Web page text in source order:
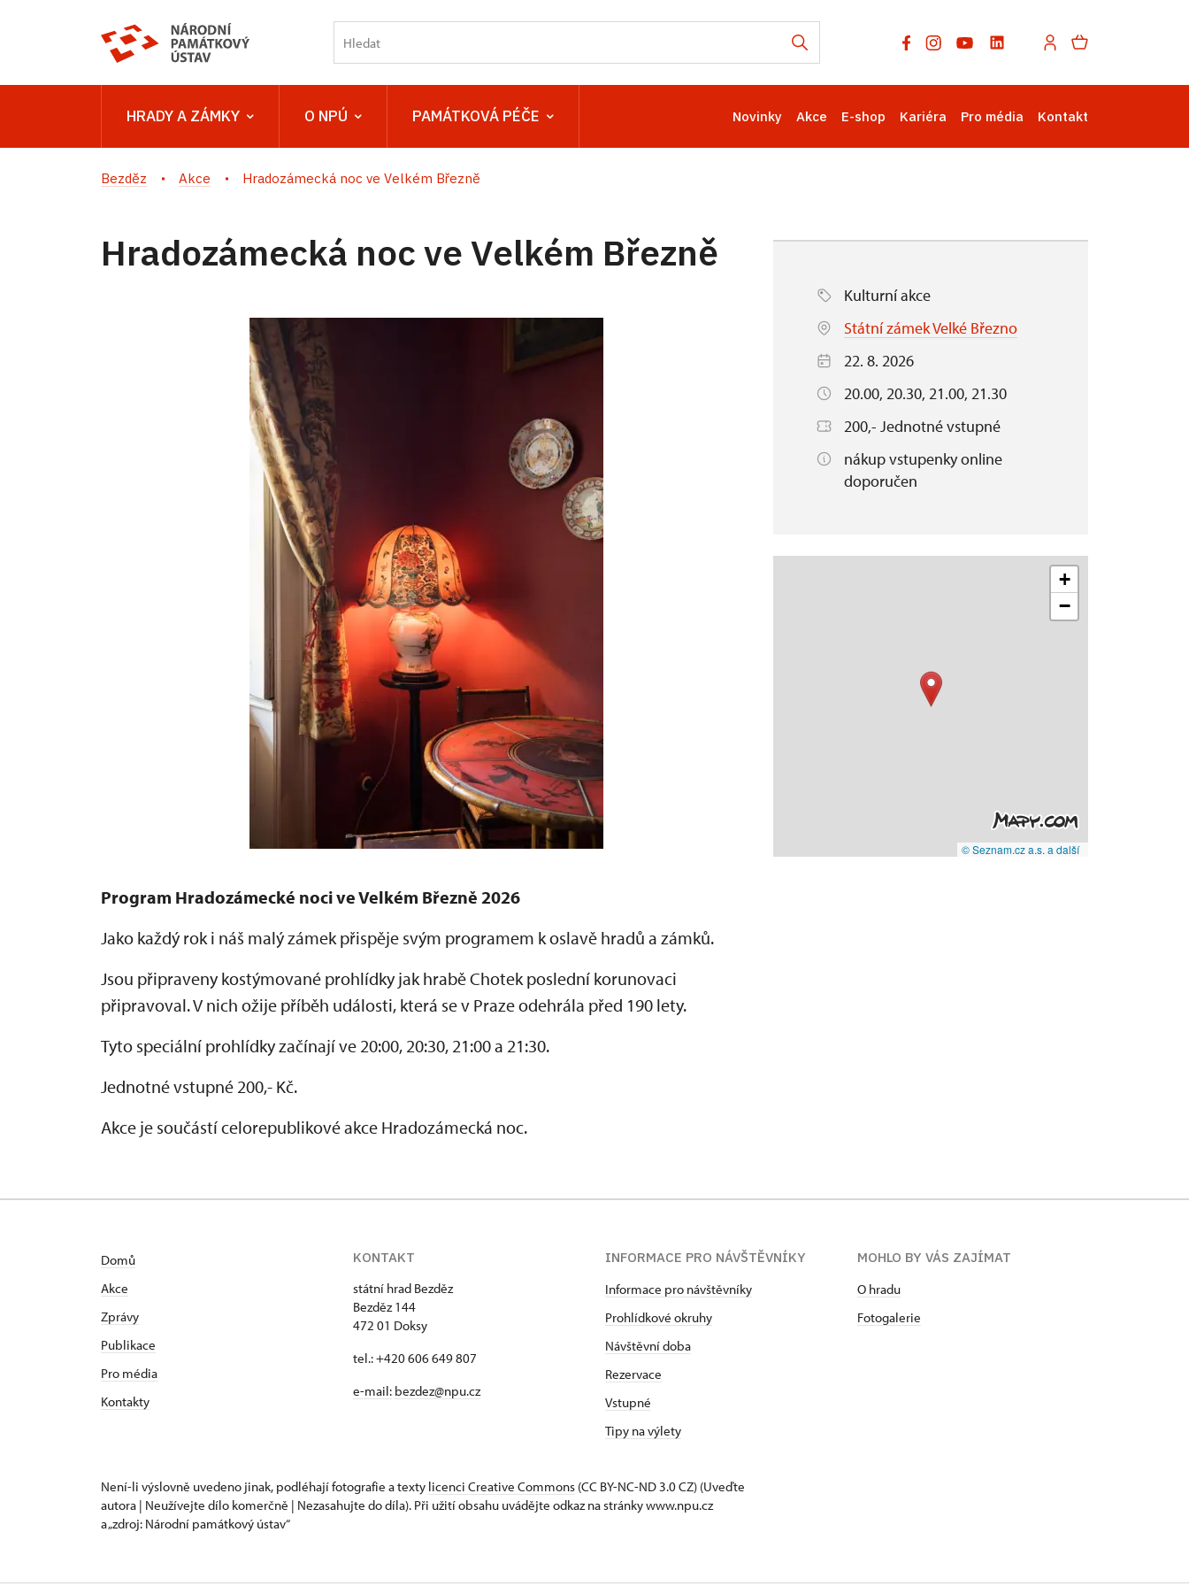
HRADY A ZÁMKY O NPÚ PAMÁTKOVÁ PÉČE Novinky Akce E-shop Kariéra Pro média Kontakt
Bezděz Akce Hradozámecká noc ve Velkém Březně
Hradozámecká noc ve Velkém Březně
Program Hradozámecké noci ve Velkém Březně 2026
Jako každý rok i náš malý zámek přispěje svým programem k oslavě hradů a zámků.
Jsou připraveny kostýmované prohlídky jak hrabě Chotek poslední korunovaci
připravoval. V nich ožije příběh události, která se v Praze odehrála před 190 lety.
Tyto speciální prohlídky začínají ve 20:00, 20:30, 21:00 a 21:30.
Jednotné vstupné 200,- Kč.
Akce je součástí celorepublikové akce Hradozámecká noc.
Kulturní akce
Státní zámek Velké Březno
22. 8. 2026
20.00, 20.30, 21.00, 21.30
200,- Jednotné vstupné
nákup vstupenky online
doporučen
+
−
© Seznam.cz a.s. a další
Domů
Akce
Zprávy
Publikace
Pro média
Kontakty
KONTAKT
státní hrad Bezděz
Bezděz 144
472 01 Doksy
tel.: +420 606 649 807
e-mail: bezdez@npu.cz
INFORMACE PRO NÁVŠTĚVNÍKY
Informace pro návštěvníky
Prohlídkové okruhy
Návštěvní doba
Rezervace
Vstupné
Tipy na výlety
MOHLO BY VÁS ZAJÍMAT
O hradu
Fotogalerie
Není-li výslovně uvedeno jinak, podléhají fotografie a texty licenci Creative Commons (CC BY-NC-ND 3.0 CZ) (Uveďte
autora | Neužívejte dílo komerčně | Nezasahujte do díla). Při užití obsahu uvádějte odkaz na stránky www.npu.cz
a „zdroj: Národní památkový ústav“